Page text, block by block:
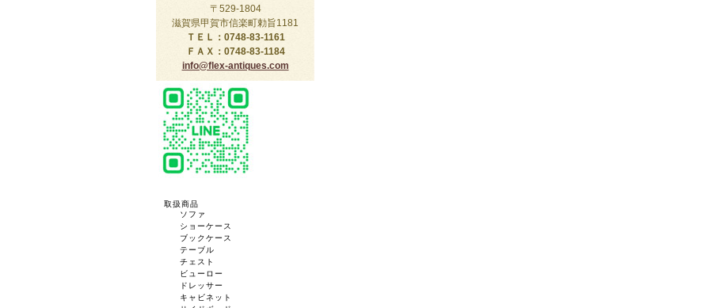
〒529-1804
滋賀県甲賀市信楽町勅旨1181
ＴＥＬ：0748-83-1161
ＦＡＸ：0748-83-1184
info@flex-antiques.com
取扱商品
ソファ
ショーケース
ブックケース
テーブル
チェスト
ビューロー
ドレッサー
キャビネット